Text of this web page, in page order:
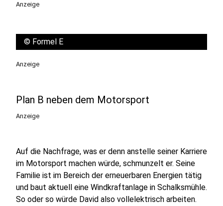
Anzeige
© Formel E
Anzeige
Plan B neben dem Motorsport
Anzeige
Auf die Nachfrage, was er denn anstelle seiner Karriere
im Motorsport machen würde, schmunzelt er. Seine
Familie ist im Bereich der erneuerbaren Energien tätig
und baut aktuell eine Windkraftanlage in Schalksmühle.
So oder so würde David also vollelektrisch arbeiten.